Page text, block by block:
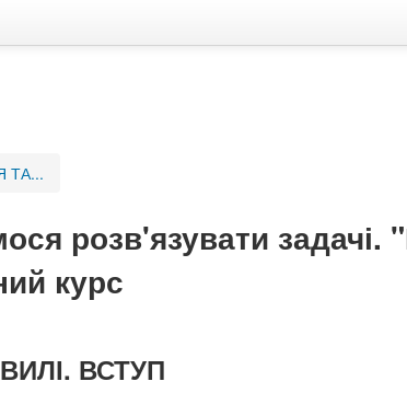
ТА...
розв'язувати
курс
ВСТУП